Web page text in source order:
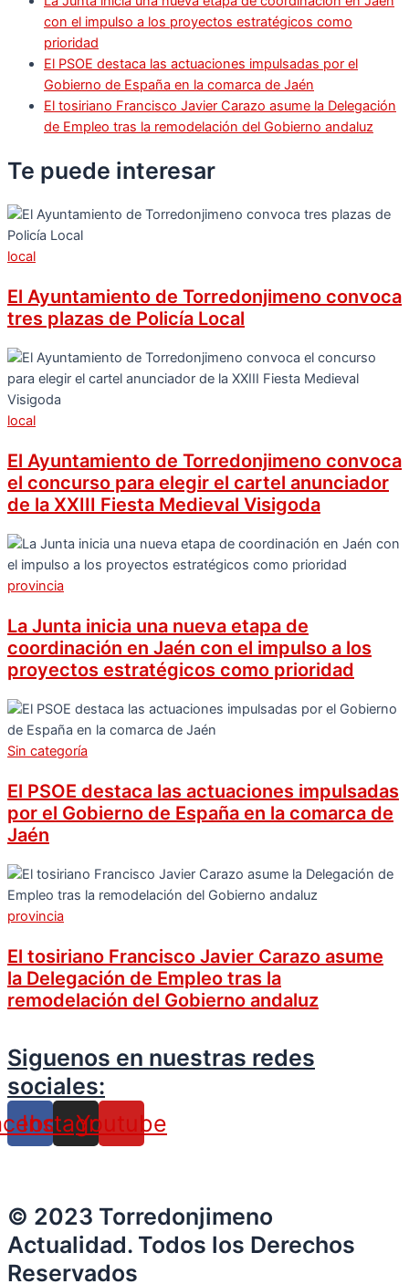
con el impulso a los proyectos estratégicos como
prioridad
El PSOE destaca las actuaciones impulsadas por el
Gobierno de España en la comarca de Jaén
El tosiriano Francisco Javier Carazo asume la Delegación
de Empleo tras la remodelación del Gobierno andaluz
Te puede interesar
local
El Ayuntamiento de Torredonjimeno convoca
tres plazas de Policía Local
local
El Ayuntamiento de Torredonjimeno convoca
el concurso para elegir el cartel anunciador
de la XXIII Fiesta Medieval Visigoda
provincia
La Junta inicia una nueva etapa de
coordinación en Jaén con el impulso a los
proyectos estratégicos como prioridad
Sin categoría
El PSOE destaca las actuaciones impulsadas
por el Gobierno de España en la comarca de
Jaén
provincia
El tosiriano Francisco Javier Carazo asume
la Delegación de Empleo tras la
remodelación del Gobierno andaluz
Siguenos en nuestras redes
sociales:
Instagram
Youtube
© 2023 Torredonjimeno
Actualidad. Todos los Derechos
Reservados